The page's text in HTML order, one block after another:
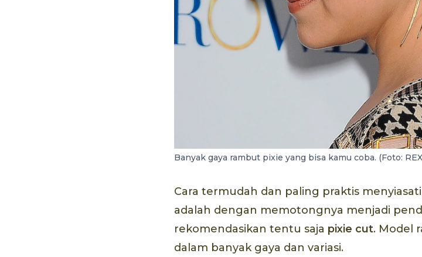
Banyak gaya rambut pixie yang bisa kamu coba. (Foto:
Cara termudah dan paling praktis
adalah dengan memotongnya menjadi
rekomendasikan tentu saja pixie cut. Model
dalam banyak gaya dan variasi.